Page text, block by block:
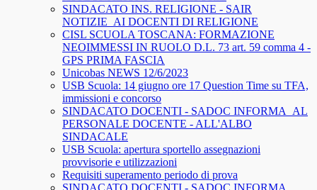
SINDACATO INS. RELIGIONE - SAIR
NOTIZIE_AI DOCENTI DI RELIGIONE
CISL SCUOLA TOSCANA: FORMAZIONE
NEOIMMESSI IN RUOLO D.L. 73 art. 59 comma 4 -
GPS PRIMA FASCIA
Unicobas NEWS 12/6/2023
USB Scuola: 14 giugno ore 17 Question Time su TFA,
immissioni e concorso
SINDACATO DOCENTI - SADOC INFORMA_AL
PERSONALE DOCENTE - ALL'ALBO
SINDACALE
USB Scuola: apertura sportello assegnazioni
provvisorie e utilizzazioni
Requisiti superamento periodo di prova